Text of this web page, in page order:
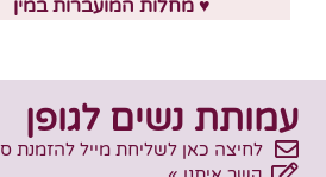
♥ מחלות המועברות במין
עמותת נשים לגופן
לחיצה כאן לשליחת מייל להזמנת